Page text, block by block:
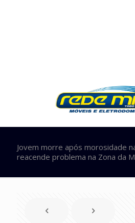
Jovem morre após morosidade
reacende problema na Zona da